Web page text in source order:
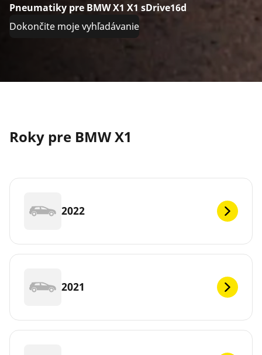
Pneumatiky pre BMW X1 X1 sDrive16d
Dokončite moje vyhľadávanie
Roky pre BMW X1
2022
2021